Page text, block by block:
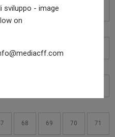
41 42
68 69 70 71